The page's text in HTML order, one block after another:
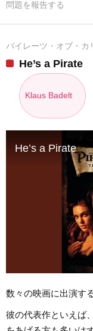
問題を報告する
パイレーツ・オブ・カ
He’s a Pirate
Klaus Badelt
He’s a Pirate
数々の映画に出演す
彼の代表作といえば